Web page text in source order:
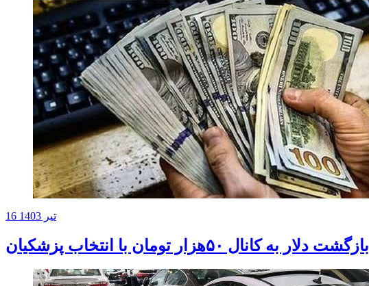
16 تیر 1403
بازگشت دلار به کانال ۵۰هزار تومان با انتخاب پزشکیان